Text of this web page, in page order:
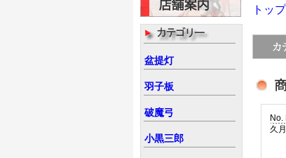
盆提灯
羽子板
破魔弓
小黒三郎
トップ
No.
久